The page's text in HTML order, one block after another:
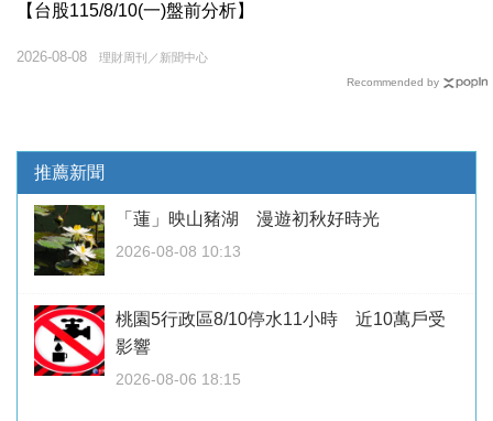
【台股115/8/10(一)盤前分析】
理財周刊／新聞中心
2026-08-08
Recommended by
推薦新聞
「蓮」映山豬湖 漫遊初秋好時光
2026-08-08 10:13
桃園5行政區8/10停水11小時 近10萬戶受
影響
2026-08-06 18:15